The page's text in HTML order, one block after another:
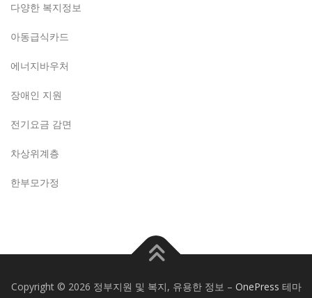
다양한 복지정보
아동급식카드
에너지바우처
장애인 지원
전기요금 감면
차상위계층
한부모가정
Copyright © 2026 정부지원 및 복지, 유용한 정보 – OnePress 테마